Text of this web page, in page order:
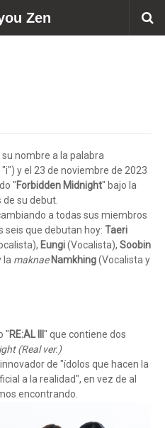
Zen
nombre a la palabra
y el 23 de noviembre de 2023
"Forbidden Midnight" bajo la
de su debut.
a todas sus miembros
seis que debutan hoy: Taeri
Eungi(Vocalista), Soobin
la maknae Namkhing(Vocalista y
"RE:AL III " que contiene dos
(Real ver.)
de "ídolos que hacen la
a la realidad", en vez de al
encontrando.